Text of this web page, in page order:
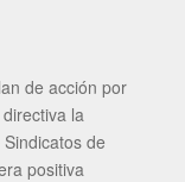
de acción por
la
de
positiva